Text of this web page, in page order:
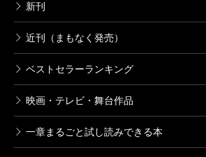
新刊
近刊（まもなく発売）
ベストセラーランキング
映画・テレビ・舞台作品
一章まるごと試し読みできる本